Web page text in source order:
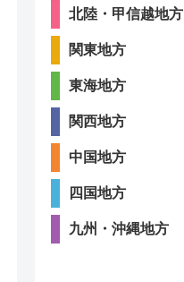
（3件）
ー
北陸・甲信越地方
関東地方
東海地方
関西地方
中国地方
四国地方
九州・沖縄地方